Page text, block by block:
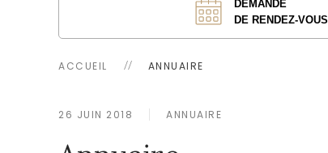
DEMANDE
DE RENDEZ-VOUS
ACCUEIL ANNUAIRE
26 JUIN 2018 ANNUAIRE